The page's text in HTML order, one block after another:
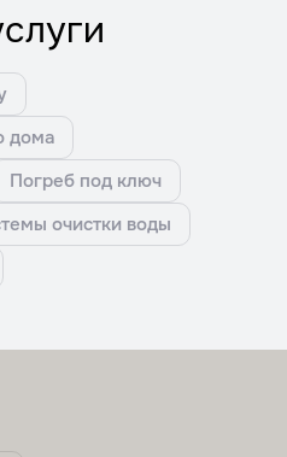
дома
Погреб под ключ
очистки воды